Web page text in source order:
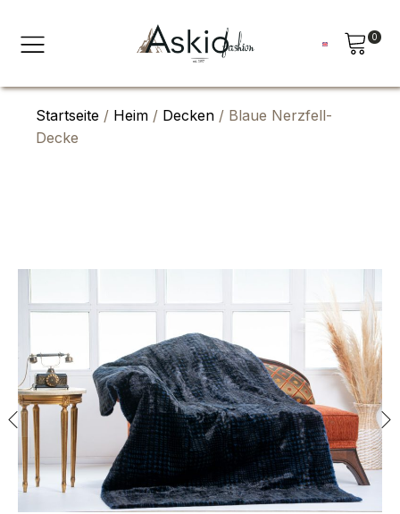
0
Startseite / Heim / Decken / Blaue Nerzfell-
Decke